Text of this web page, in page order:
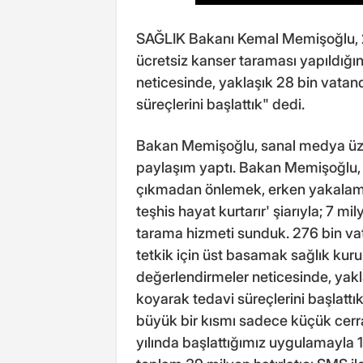
SAĞLIK Bakanı Kemal
ücretsiz kanser taraması
neticesinde, yaklaşık 28 bin
süreçlerini başlattık" dedi.
Bakan Memişoğlu, sanal medya
paylaşım yaptı. Bakan
çıkmadan önlemek, erken
teşhis hayat kurtarır' şiarıyla; 7
tarama hizmeti sunduk. 276 bin
tetkik için üst basamak sağlık
değerlendirmeler neticesinde,
koyarak tedavi süreçlerini
büyük bir kısmı sadece küçük
yılında başlattığımız